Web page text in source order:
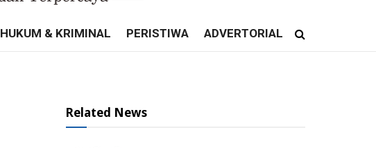
HUKUM & KRIMINAL PERISTIWA ADVERTORIAL
Related News